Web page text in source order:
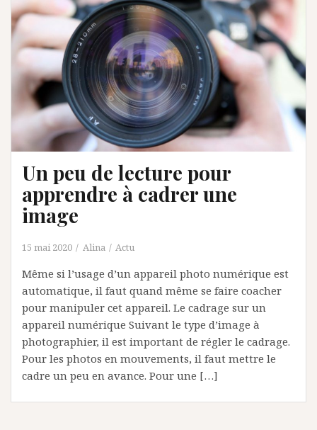
Un peu de lecture pour
apprendre à cadrer une
image
15 mai 2020 Alina Actu
Même si l’usage d’un appareil photo numérique est
automatique, il faut quand même se faire coacher
pour manipuler cet appareil. Le cadrage sur un
appareil numérique Suivant le type d’image à
photographier, il est important de régler le cadrage.
Pour les photos en mouvements, il faut mettre le
cadre un peu en avance. Pour une […]